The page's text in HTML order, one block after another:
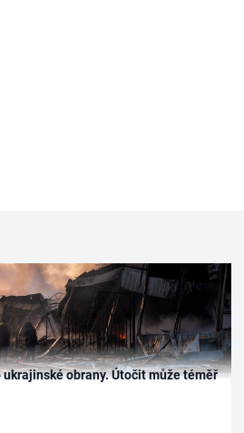
obrany. Útočit může téměř